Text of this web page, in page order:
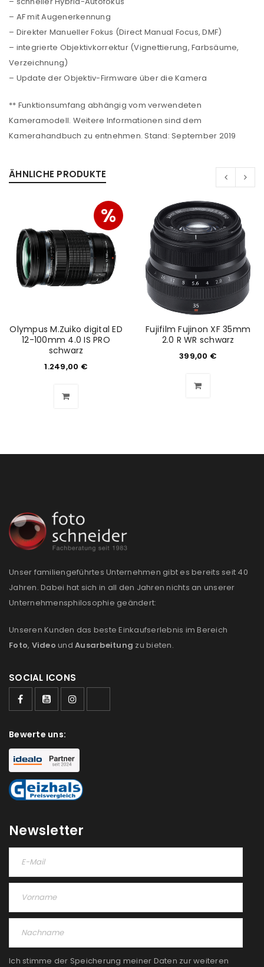
ANMELDEN
Benutzername oder E-Mail-Adresse*
Passwort
ANMELDEN
PASSWORT VERGESSEN?
REGISTRIEREN
Ein Link zum Erstellen eines neuen Passworts wird an
Ich stimme zu
REGISTRIEREN
– AF mit Augenerkennung
– Direkter Manueller Fokus (Direct Manual Focus, DMF)
– integrierte Objektivkorrektur (Vignettierung, Farbsäume,
Verzeichnung)
– Update der Objektiv-Firmware über die Kamera
** Funktionsumfang abhängig vom verwendeten
Kameramodell. Weitere Informationen sind dem
Kamerahandbuch zu entnehmen. Stand: September 2019
ÄHNLICHE PRODUKTE
%
Olympus M.Zuiko digital ED
12-100mm 4.0 IS PRO
schwarz
1.249,00 €
Fujifilm Fujinon XF 35mm
2.0 R WR schwarz
399,00 €
Unser familiengeführtes Unternehmen gibt es bereits seit 40
Jahren. Dabei hat sich in all den Jahren nichts an unserer
Unternehmensphilosophie geändert:
Unseren Kunden das beste Einkaufserlebnis im Bereich
Foto, Video und Ausarbeitung zu bieten.
SOCIAL ICONS
Bewerte uns:
Newsletter
Ich stimme der Speicherung meiner Daten zur weiteren